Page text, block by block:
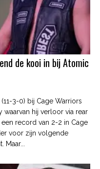
de kooi in bij Atomic
3-0) bij Cage Warriors
waarvan hij verloor via rear
record van 2-2 in Cage
voor zijn volgende
Maar...